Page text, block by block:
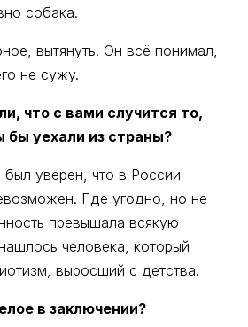
собака.
вытянуть. Он всё понимал,
не сужу.
что с вами случится то,
бы уехали из страны?
уверен, что в России
Где угодно, но не
превышала всякую
человека, который
выросший с детства.
в заключении?